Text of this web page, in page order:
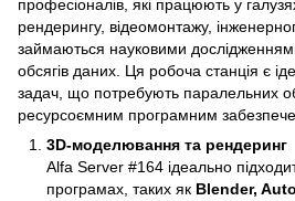
професіоналів, які працюють у
рендерингу, відеомонтажу,
займаються науковими
обсягів даних. Ця робоча станція є
задач, що потребують паралельних
ресурсоємним програмним
3D-моделювання та рендеринг
Alfa Server #164 ідеально
програмах, таких як Blender,